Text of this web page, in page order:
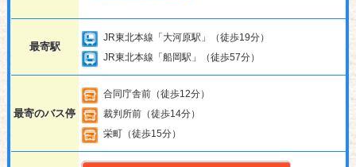
最寄駅
JR東北本線「大河原駅」（徒歩19分）
JR東北本線「船岡駅」（徒歩57分）
最寄のバス停
合同庁舎前（徒歩12分）
裁判所前（徒歩14分）
栄町（徒歩15分）